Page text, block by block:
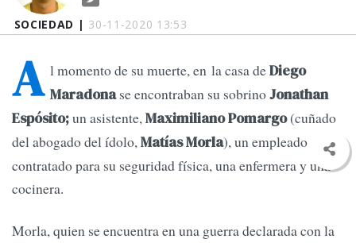
SOCIEDAD | 30-11-2020 13:53
A l momento de su muerte, en la casa deDiego
Maradonase encontraban su sobrinoJonathan
Espósito;un asistente,Maximiliano Pomargo(cuñado
del abogado del ídolo,Matías Morla), un empleado
contratado para su seguridad física, una enfermera y una
cocinera.
Morla, quien se encuentra en una guerra declarada con la